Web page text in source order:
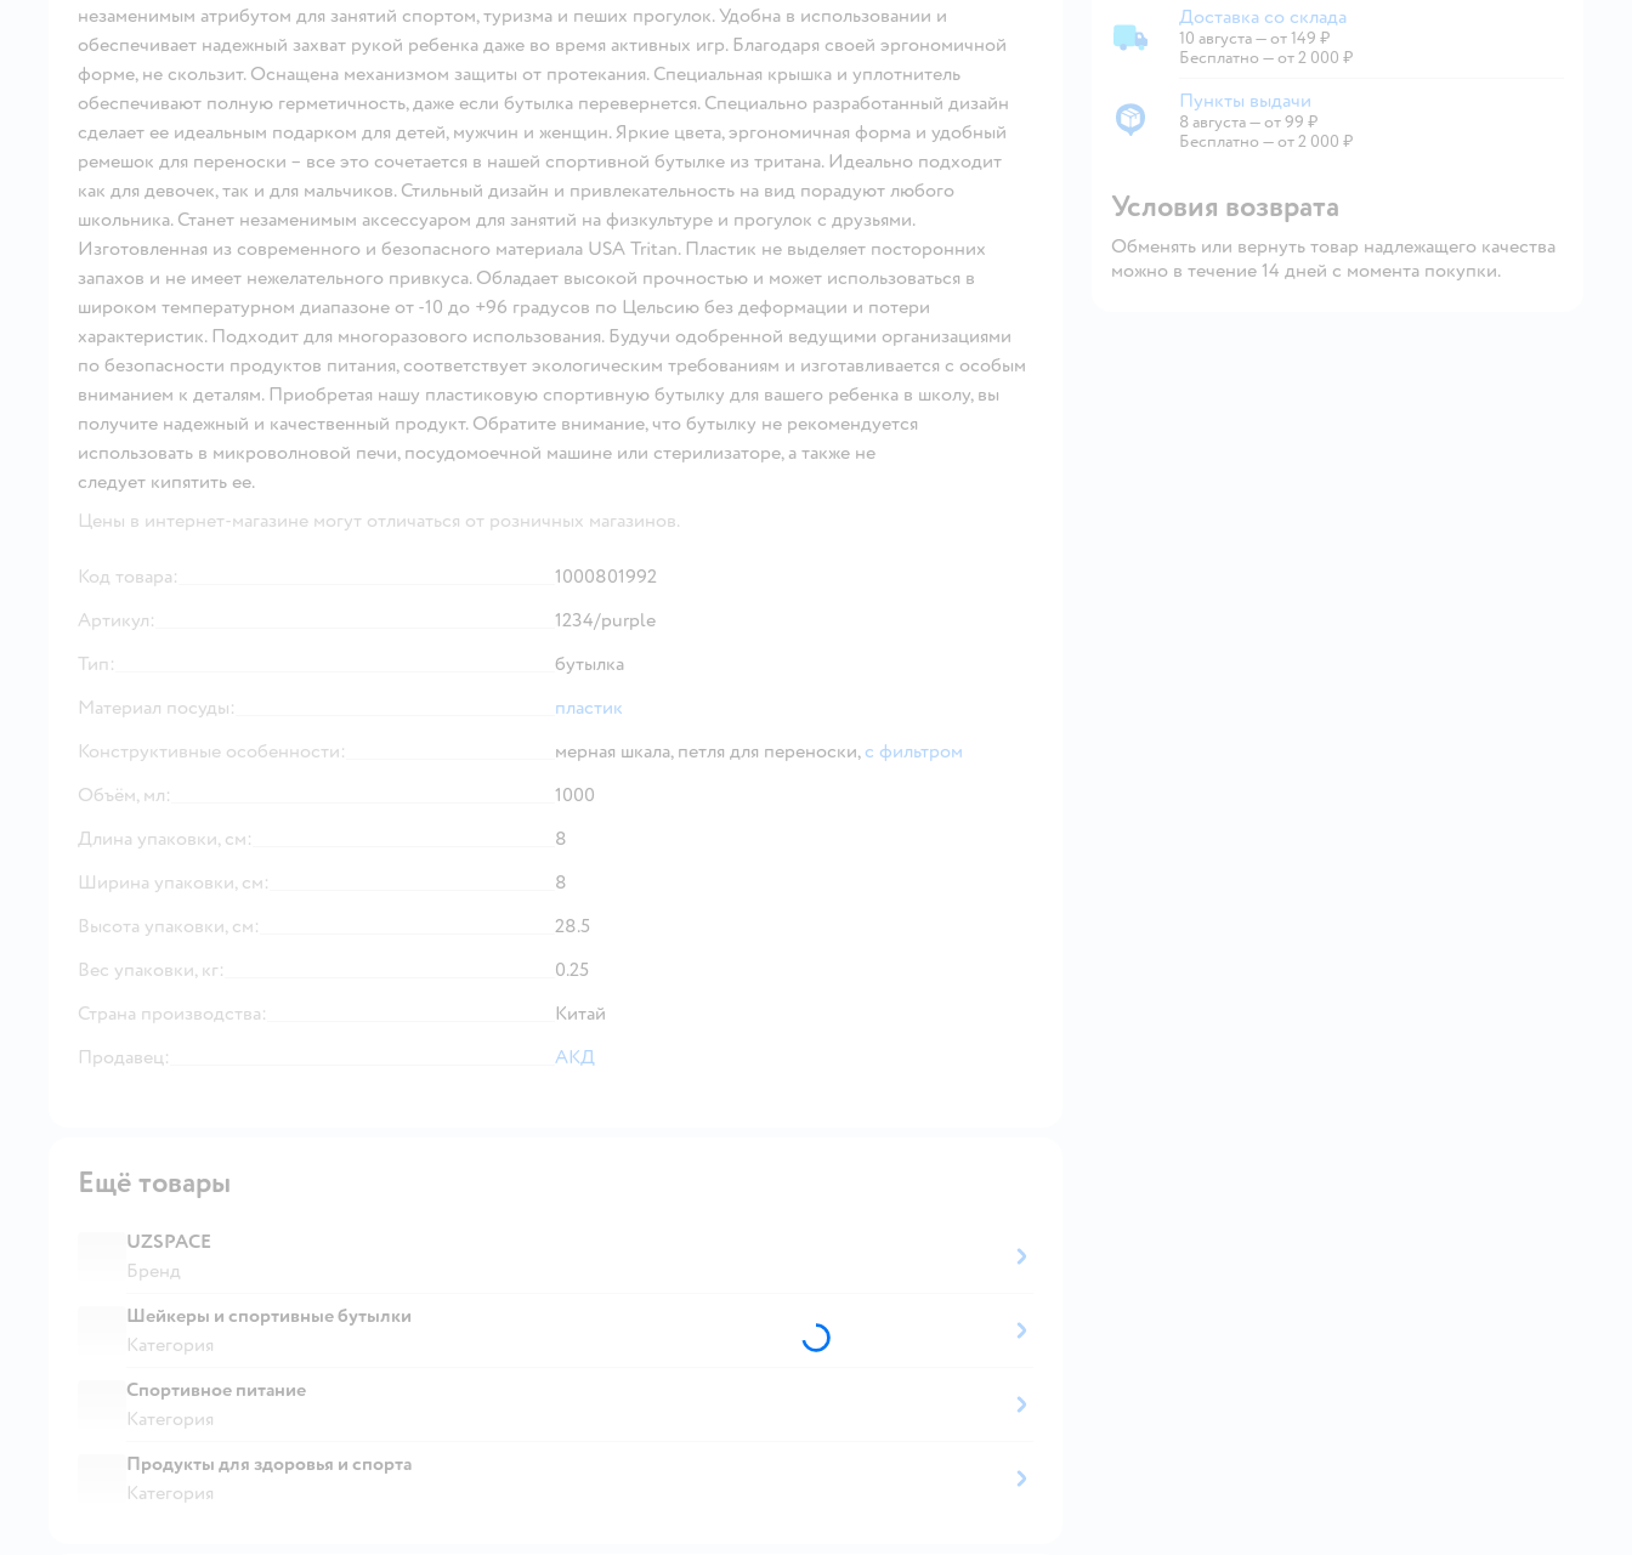
Доставка со склада
Доставка со склада
10 августа—от 149 ₽
Бесплатно — от 2 000 ₽
Пункты выдачи
Пункты выдачи
8 августа—от 99 ₽
Бесплатно — от 2 000 ₽
Условия возврата
Обменять или вернуть товар надлежащего качества
можно в течение 14 дней с момента покупки.
незаменимым атрибутом для занятий спортом, туризма и пеших прогулок. Удобна в использовании и
обеспечивает надежный захват рукой ребенка даже во время активных игр. Благодаря своей эргономичной
форме, не скользит. Оснащена механизмом защиты от протекания. Специальная крышка и уплотнитель
обеспечивают полную герметичность, даже если бутылка перевернется. Специально разработанный дизайн
сделает ее идеальным подарком для детей, мужчин и женщин. Яркие цвета, эргономичная форма и удобный
ремешок для переноски – все это сочетается в нашей спортивной бутылке из тритана. Идеально подходит
как для девочек, так и для мальчиков. Стильный дизайн и привлекательность на вид порадуют любого
школьника. Станет незаменимым аксессуаром для занятий на физкультуре и прогулок с друзьями.
Изготовленная из современного и безопасного материала USA Tritan. Пластик не выделяет посторонних
запахов и не имеет нежелательного привкуса. Обладает высокой прочностью и может использоваться в
широком температурном диапазоне от -10 до +96 градусов по Цельсию без деформации и потери
характеристик. Подходит для многоразового использования. Будучи одобренной ведущими организациями
по безопасности продуктов питания, соответствует экологическим требованиям и изготавливается с особым
вниманием к деталям. Приобретая нашу пластиковую спортивную бутылку для вашего ребенка в школу, вы
получите надежный и качественный продукт. Обратите внимание, что бутылку не рекомендуется
использовать в микроволновой печи, посудомоечной машине или стерилизаторе, а также не
следует кипятить ее.
Цены в интернет-магазине могут отличаться от розничных магазинов.
Код товара:
1000801992
Артикул:
1234/purple
Тип:
бутылка
Материал посуды:
пластик
Конструктивные особенности:
мерная шкала, петля для переноски, с фильтром
Объём, мл:
1000
Длина упаковки, см:
8
Ширина упаковки, см:
8
Высота упаковки, см:
28.5
Вес упаковки, кг:
0.25
Страна производства:
Китай
Продавец:
АКД
Ещё товары
UZSPACE
Бренд
Шейкеры и спортивные бутылки
Категория
Спортивное питание
Категория
Продукты для здоровья и спорта
Категория